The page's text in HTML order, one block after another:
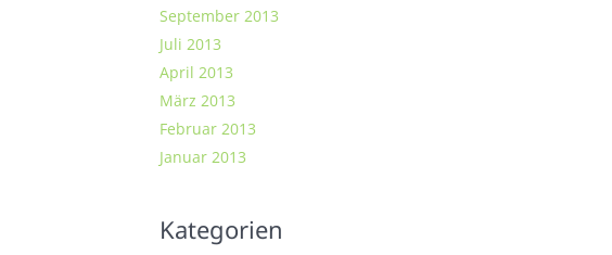
September 2013
Juli 2013
April 2013
März 2013
Februar 2013
Januar 2013
Kategorien